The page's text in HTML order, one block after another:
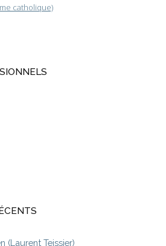
catholique)
(Laurent Teissier)